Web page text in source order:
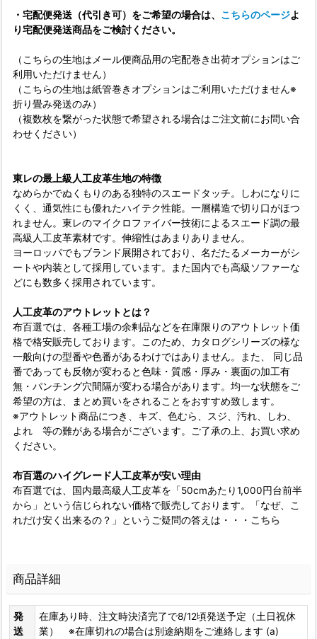
・宅配便発送（代引き可）をご希望の場合は、 こちらのページよ
り宅配便発送商品をご検討ください。
（こちらの生地はメール便商品用の宅配巻き出荷オプションはご
利用いただけません）
（こちらの生地は紙管巻きオプションはご利用いただけません※
折り畳み発送のみ）
（複数枚を繋がった状態で希望される場合はご注文前にお問い合
わせください）
東レの最上級人工皮革生地の特徴
なめらかでぬくもりのある独特のスエードタッチ。しわになりに
くく、通気性にも優れたハイテク性能。一層構造で切り口がほつ
れません。東レのマイクロファイバー技術によるスエード調の最
高級人工皮革素材です。伸縮性はあまりありません。
ヨーロッパでもブランド展開されており、名だたるメーカーがシ
ートや内装として採用しています。また国内でも高級ソファーな
どにも数多く採用されています。
人工皮革のアウトレットとは？
布百選では、各種工場の余剰品などを在庫限りのアウトレット価
格で格安販売しております。このため、カタログシリーズの様な
一般向けの型番や色番があるわけではありません。また、 同じ品
番であっても反物が変わると色味・質感・厚み・裏面の加工有
無・パンチング穴間隔が変わる場合があります。均一な状態をご
希望の方は、まとめ買いをされることをおすすめ致します。
※アウトレット商品につき、キズ、色むら、スジ、汚れ、しわ、
よれ 等の難がある場合がございます。ご了承の上、お買い求め
ください。
布百選のハイグレード人工皮革が安い理由
布百選では、国内最高級人工皮革を「50cmあたり1,000円台前半
から」という信じられない価格で販売しております。「なぜ、こ
れだけ安く出来るの？」というご疑問の答えは・・・ こちら
商品詳細
発
送
在庫あり時、注文時決済完了で8/12頃発送予定（土日祝休
業） ※在庫切れの場合は別途納期をご連絡します (a)